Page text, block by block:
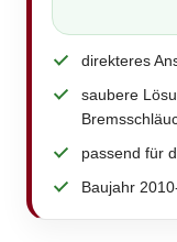
direkteres
saubere
passend für
Baujahr